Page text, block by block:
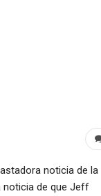
noticia de la
noticia de que Jeff